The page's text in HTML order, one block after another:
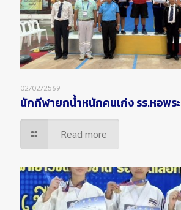
02/02/2569
นักกีฬายกน้ำหนักคนเก่ง รร.หอพระ
Read more